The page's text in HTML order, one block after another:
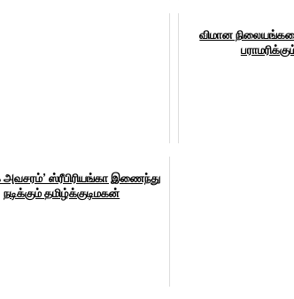
விமான
அவசரம்’ ஸ்ரீபிரியங்கா இணைந்து
நடிக்கும் தமிழ்க்குடிமகன்